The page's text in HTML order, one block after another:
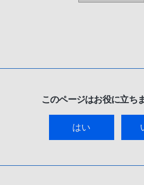
このページはお役に立ち
はい